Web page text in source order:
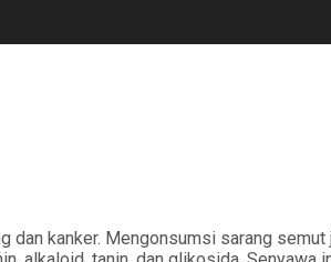
kanker. Mengonsumsi sarang semut